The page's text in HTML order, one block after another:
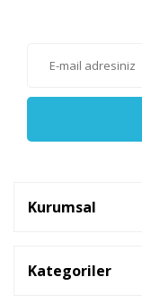
Kurumsal
Kategoriler